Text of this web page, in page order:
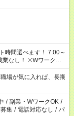
ワークの
業はご案内できませ
会保険への加入対象
原則禁止）により、
合があります
が気に入れば、長期
/ 副業・WワークOK /
集 / 電話対応なし / パ